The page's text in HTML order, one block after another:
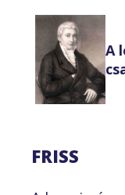
A
FRISS